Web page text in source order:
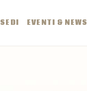
SEDI EVENTI & NEWS